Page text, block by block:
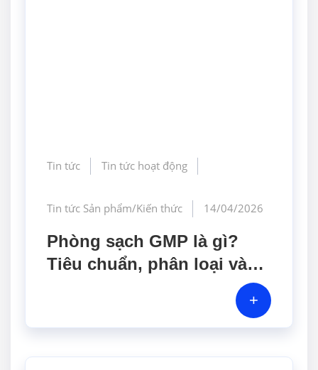
Tin tức Tin tức hoạt động
Tin tức Sản phẩm/Kiến thức 14/04/2026
Phòng sạch GMP là gì?
Tiêu chuẩn, phân loại và
+